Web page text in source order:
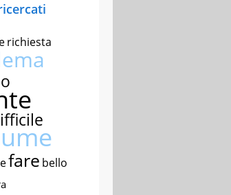
richiesta
fare bello